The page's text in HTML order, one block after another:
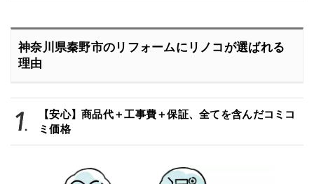
神奈川県秦野市のリフォームにリノコが選ばれる
理由
【安心】商品代＋工事費＋保証、全てを含んだコミコ
ミ価格